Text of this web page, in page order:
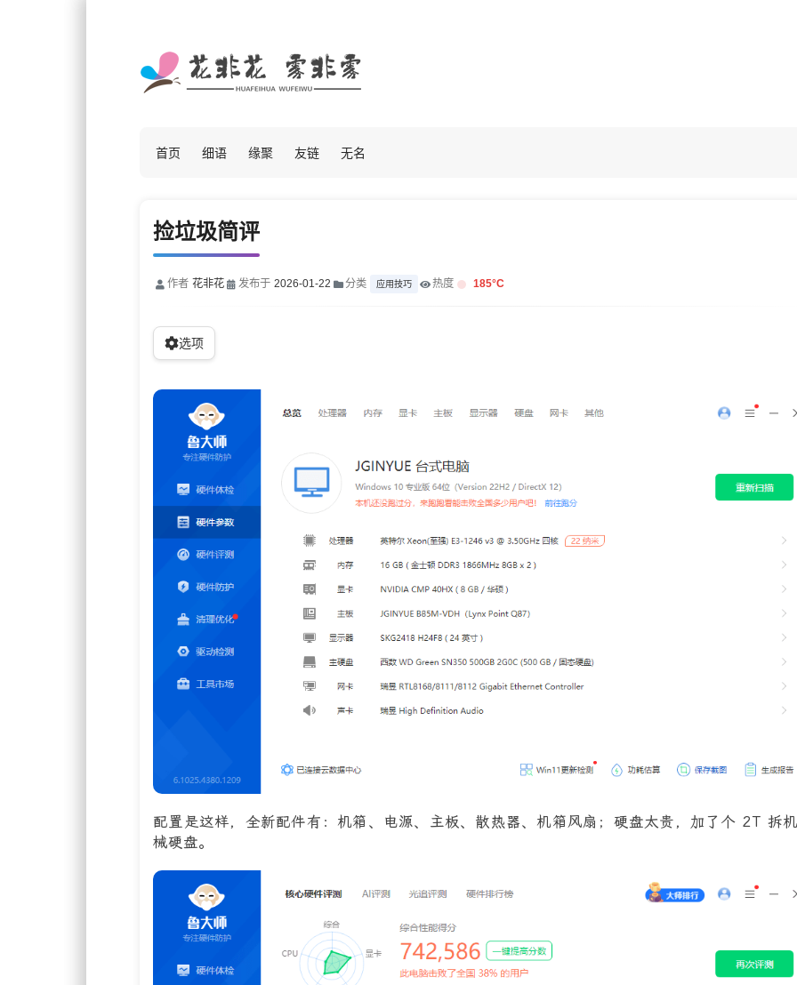
首页 细语 缘聚 友链 无名
捡垃圾简评
作者 花非花 发布于 2026-01-22 分类 应用技巧 热度 185°C
选项
配置是这样，全新配件有：机箱、电源、主板、散热器、机箱风扇；硬盘太贵，加了个 2T 拆
械硬盘。